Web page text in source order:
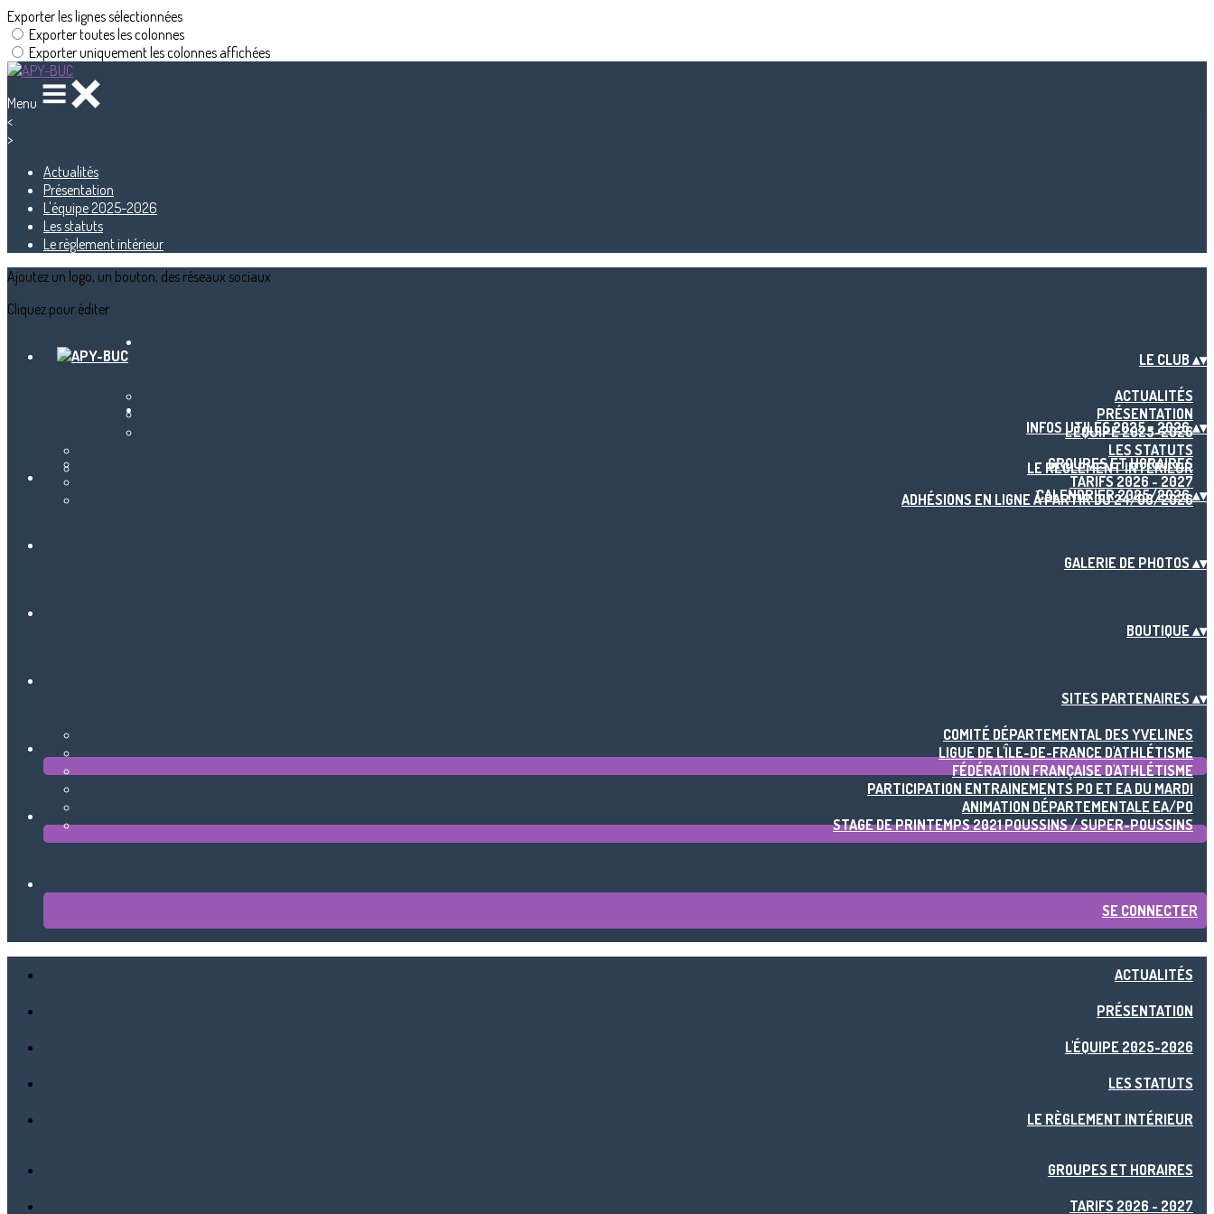
Exporter les lignes sélectionnées
Exporter toutes les colonnes
Exporter uniquement les colonnes affichées
Menu
<
>
Actualités
Présentation
L'équipe 2025-2026
Les statuts
Le règlement intérieur
Ajoutez un logo, un bouton, des réseaux sociaux
Cliquez pour éditer
LE CLUB ▴▾
ACTUALITÉS
PRÉSENTATION
L'ÉQUIPE 2025-2026
LES STATUTS
LE RÈGLEMENT INTÉRIEUR
INFOS UTILES 2025 - 2026▴▾
GROUPES ET HORAIRES
TARIFS 2026 - 2027
ADHÉSIONS EN LIGNE À PARTIR DU 24/08/2026
CALENDRIER 2025/2026▴▾
GALERIE DE PHOTOS ▴▾
BOUTIQUE▴▾
SITES PARTENAIRES ▴▾
COMITÉ DÉPARTEMENTAL DES YVELINES
LIGUE DE L'ÎLE-DE-FRANCE D'ATHLÉTISME
FÉDÉRATION FRANÇAISE D'ATHLÉTISME
PARTICIPATION ENTRAINEMENTS PO ET EA DU MARDI
ANIMATION DÉPARTEMENTALE EA/PO
STAGE DE PRINTEMPS 2021 POUSSINS / SUPER-POUSSINS
SE CONNECTER
ACTUALITÉS
PRÉSENTATION
L'ÉQUIPE 2025-2026
LES STATUTS
LE RÈGLEMENT INTÉRIEUR
GROUPES ET HORAIRES
TARIFS 2026 - 2027